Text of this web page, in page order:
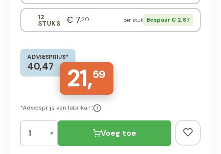
12
STUKS € 7,20 per stuk Bespaar € 2,67
ADVIESPRIJS*
40,47 21,59
*Adviesprijs van fabrikant i
Voeg toe